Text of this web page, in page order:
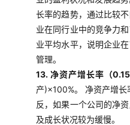
长率的趋势，通过比较
业在同行业中的竞争力
业平均水平，说明企业
管理。
13. 净资产增长率（
产)×100%。 净资产增
反，如果一个公司的净
及成长状况较为缓慢。